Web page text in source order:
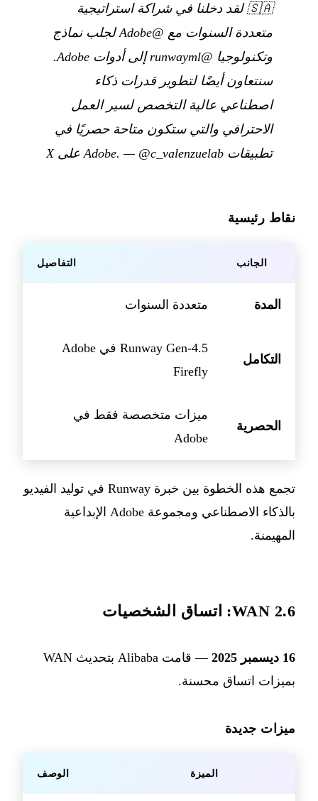
🇸🇦 لقد دخلنا في شراكة استراتيجية
متعددة السنوات مع @Adobe لجلب نماذج
وتكنولوجيا @runwayml إلى أدوات Adobe.
سنتعاون أيضًا لتطوير قدرات ذكاء
اصطناعي عالية التخصص لسير العمل
الاحترافي والتي ستكون متاحة حصريًا في
تطبيقات Adobe.
— @c_valenzuelab على X
نقاط رئيسية
الجانب التفاصيل
المدة متعددة السنوات
التكامل
Runway Gen-4.5 في Adobe
Firefly
الحصرية
ميزات متخصصة فقط في
Adobe
تجمع هذه الخطوة بين خبرة Runway في توليد الفيديو
بالذكاء الاصطناعي ومجموعة Adobe الإبداعية
المهيمنة.
WAN 2.6: اتساق الشخصيات
16 ديسمبر 2025
— قامت Alibaba بتحديث WAN
بميزات اتساق محسنة.
ميزات جديدة
الميزة الوصف